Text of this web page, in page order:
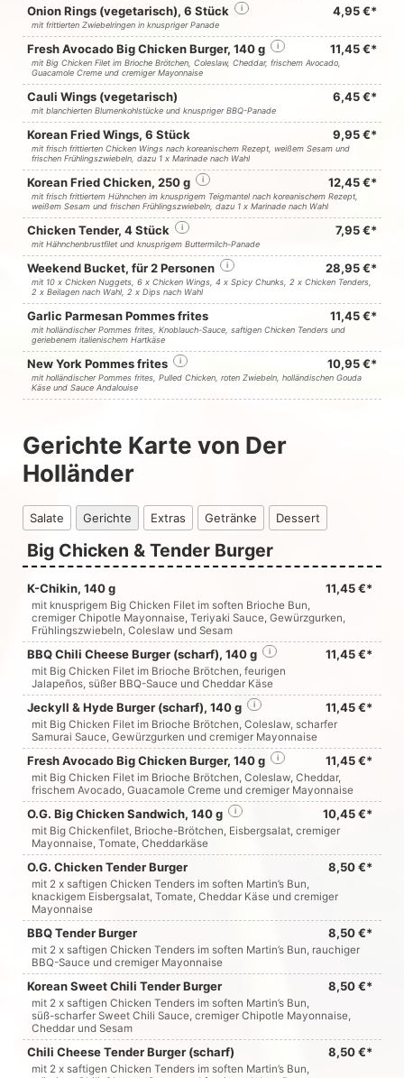
Onion Rings (vegetarisch), 6 Stück i 4,95 €*
mit frittierten Zwiebelringen in knuspriger Panade
Fresh Avocado Big Chicken Burger, 140 g i 11,45 €*
mit Big Chicken Filet im Brioche Brötchen, Coleslaw, Cheddar, frischem Avocado,
Guacamole Creme und cremiger Mayonnaise
Cauli Wings (vegetarisch) 6,45 €*
mit blanchierten Blumenkohlstücke und knuspriger BBQ-Panade
Korean Fried Wings, 6 Stück 9,95 €*
mit frisch frittierten Chicken Wings nach koreanischem Rezept, weißem Sesam und
frischen Frühlingszwiebeln, dazu 1 x Marinade nach Wahl
Korean Fried Chicken, 250 g i 12,45 €*
mit frisch frittiertem Hühnchen im knusprigem Teigmantel nach koreanischem Rezept,
weißem Sesam und frischen Frühlingszwiebeln, dazu 1 x Marinade nach Wahl
Chicken Tender, 4 Stück i 7,95 €*
mit Hähnchenbrustfilet und knusprigem Buttermilch-Panade
Weekend Bucket, für 2 Personen i 28,95 €*
mit 10 x Chicken Nuggets, 6 x Chicken Wings, 4 x Spicy Chunks, 2 x Chicken Tenders,
2 x Beilagen nach Wahl, 2 x Dips nach Wahl
Garlic Parmesan Pommes frites 11,45 €*
mit holländischer Pommes frites, Knoblauch-Sauce, saftigen Chicken Tenders und
geriebenem italienischem Hartkäse
New York Pommes frites i 10,95 €*
mit holländischer Pommes frites, Pulled Chicken, roten Zwiebeln, holländischen Gouda
Käse und Sauce Andalouise
Gerichte Karte von Der
Holländer
Salate Gerichte Extras Getränke Dessert
Big Chicken & Tender Burger
K-Chikin, 140 g 11,45 €*
mit knusprigem Big Chicken Filet im soften Brioche Bun,
cremiger Chipotle Mayonnaise, Teriyaki Sauce, Gewürzgurken,
Frühlingszwiebeln, Coleslaw und Sesam
BBQ Chili Cheese Burger (scharf), 140 g 11,45 €*
i
mit Big Chicken Filet im Brioche Brötchen, feurigen
Jalapeños, süßer BBQ-Sauce und Cheddar Käse
Jeckyll & Hyde Burger (scharf), 140 g 11,45 €*
i
mit Big Chicken Filet im Brioche Brötchen, Coleslaw, scharfer
Samurai Sauce, Gewürzgurken und cremiger Mayonnaise
Fresh Avocado Big Chicken Burger, 140 g 11,45 €*
i
mit Big Chicken Filet im Brioche Brötchen, Coleslaw, Cheddar,
frischem Avocado, Guacamole Creme und cremiger Mayonnaise
O.G. Big Chicken Sandwich, 140 g 10,45 €*
i
mit Big Chickenfilet, Brioche-Brötchen, Eisbergsalat, cremiger
Mayonnaise, Tomate, Cheddarkäse
O.G. Chicken Tender Burger 8,50 €*
mit 2 x saftigen Chicken Tenders im soften Martin’s Bun,
knackigem Eisbergsalat, Tomate, Cheddar Käse und cremiger
Mayonnaise
BBQ Tender Burger 8,50 €*
mit 2 x saftigen Chicken Tenders im soften Martin’s Bun, rauchiger
BBQ-Sauce und cremiger Mayonnaise
Korean Sweet Chili Tender Burger 8,50 €*
mit 2 x saftigen Chicken Tenders im soften Martin’s Bun,
süß-scharfer Sweet Chili Sauce, cremiger Chipotle Mayonnaise,
Cheddar und Sesam
Chili Cheese Tender Burger (scharf) 8,50 €*
mit 2 x saftigen Chicken Tenders im soften Martin’s Bun,